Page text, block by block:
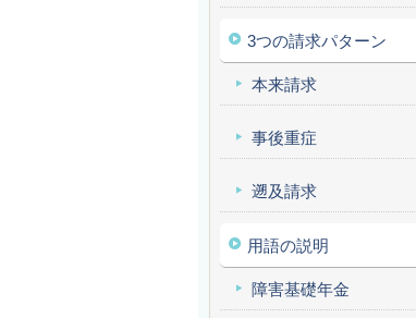
3つの請求パターン
本来請求
事後重症
遡及請求
用語の説明
障害基礎年金